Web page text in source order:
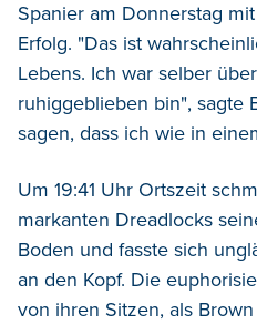
Spanier am Donnerstag
Erfolg. "Das ist
Lebens. Ich war selber
ruhiggeblieben bin", sagte
sagen, dass ich wie in
Um 19:41 Uhr Ortszeit
markanten Dreadlocks
Boden und fasste sich
an den Kopf. Die
von ihren Sitzen, als